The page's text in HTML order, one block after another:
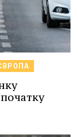
початку